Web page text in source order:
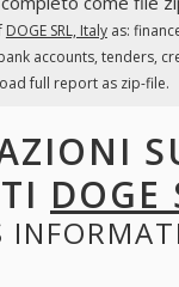
DOGE SRL, Italyas:
accounts, tenders,
full report as zip-file.
DOGE